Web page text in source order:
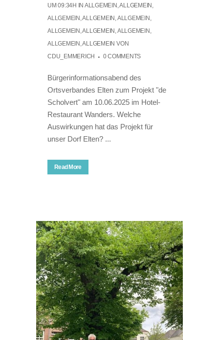
UM 09:34H IN ALLGEMEIN ,ALLGEMEIN ,
ALLGEMEIN ,ALLGEMEIN ,ALLGEMEIN ,
ALLGEMEIN ,ALLGEMEIN ,ALLGEMEIN ,
ALLGEMEIN ,ALLGEMEIN VON
CDU_EMMERICH
0 COMMENTS
Bürgerinformationsabend des
Ortsverbandes Elten zum Projekt "de
Scholvert" am 10.06.2025 im Hotel-
Restaurant Wanders. Welche
Auswirkungen hat das Projekt für
unser Dorf Elten? ...
Read More